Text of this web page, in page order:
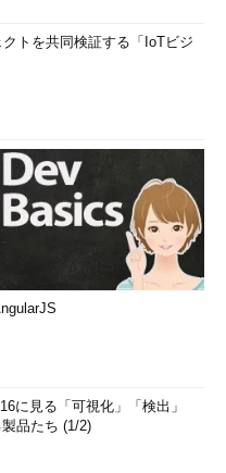
トを共同検証する「IoTビジ
に見る「可視化」「検出」
製品たち (1/2)